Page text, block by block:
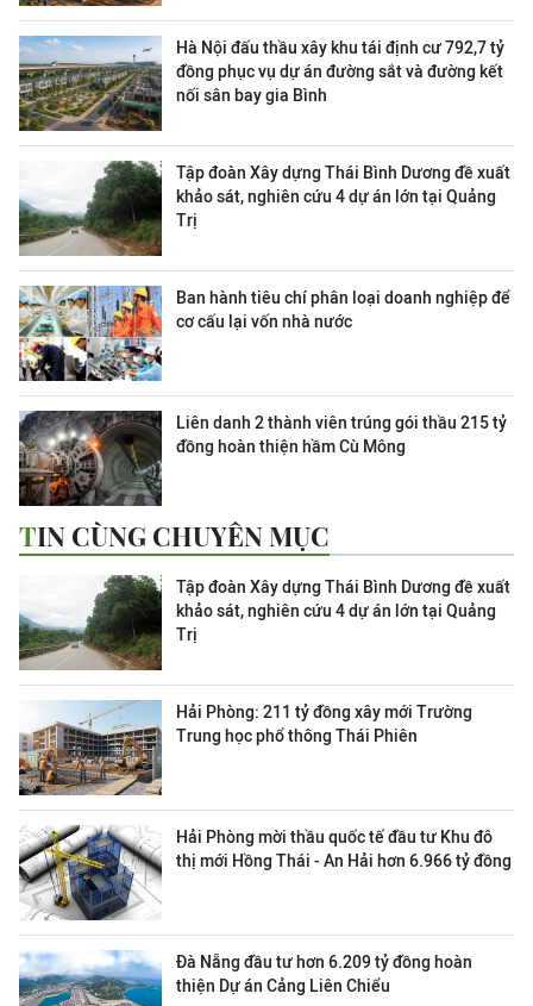
Hà Nội đấu thầu xây khu tái định cư 792,7 tỷ
đồng phục vụ dự án đường sắt và đường kết
nối sân bay gia Bình
Tập đoàn Xây dựng Thái Bình Dương đề xuất
khảo sát, nghiên cứu 4 dự án lớn tại Quảng
Trị
Ban hành tiêu chí phân loại doanh nghiệp để
cơ cấu lại vốn nhà nước
Liên danh 2 thành viên trúng gói thầu 215 tỷ
đồng hoàn thiện hầm Cù Mông
TIN CÙNG CHUYÊN MỤC
Tập đoàn Xây dựng Thái Bình Dương đề xuất
khảo sát, nghiên cứu 4 dự án lớn tại Quảng
Trị
Hải Phòng: 211 tỷ đồng xây mới Trường
Trung học phổ thông Thái Phiên
Hải Phòng mời thầu quốc tế đầu tư Khu đô
thị mới Hồng Thái - An Hải hơn 6.966 tỷ đồng
Đà Nẵng đầu tư hơn 6.209 tỷ đồng hoàn
thiện Dự án Cảng Liên Chiểu